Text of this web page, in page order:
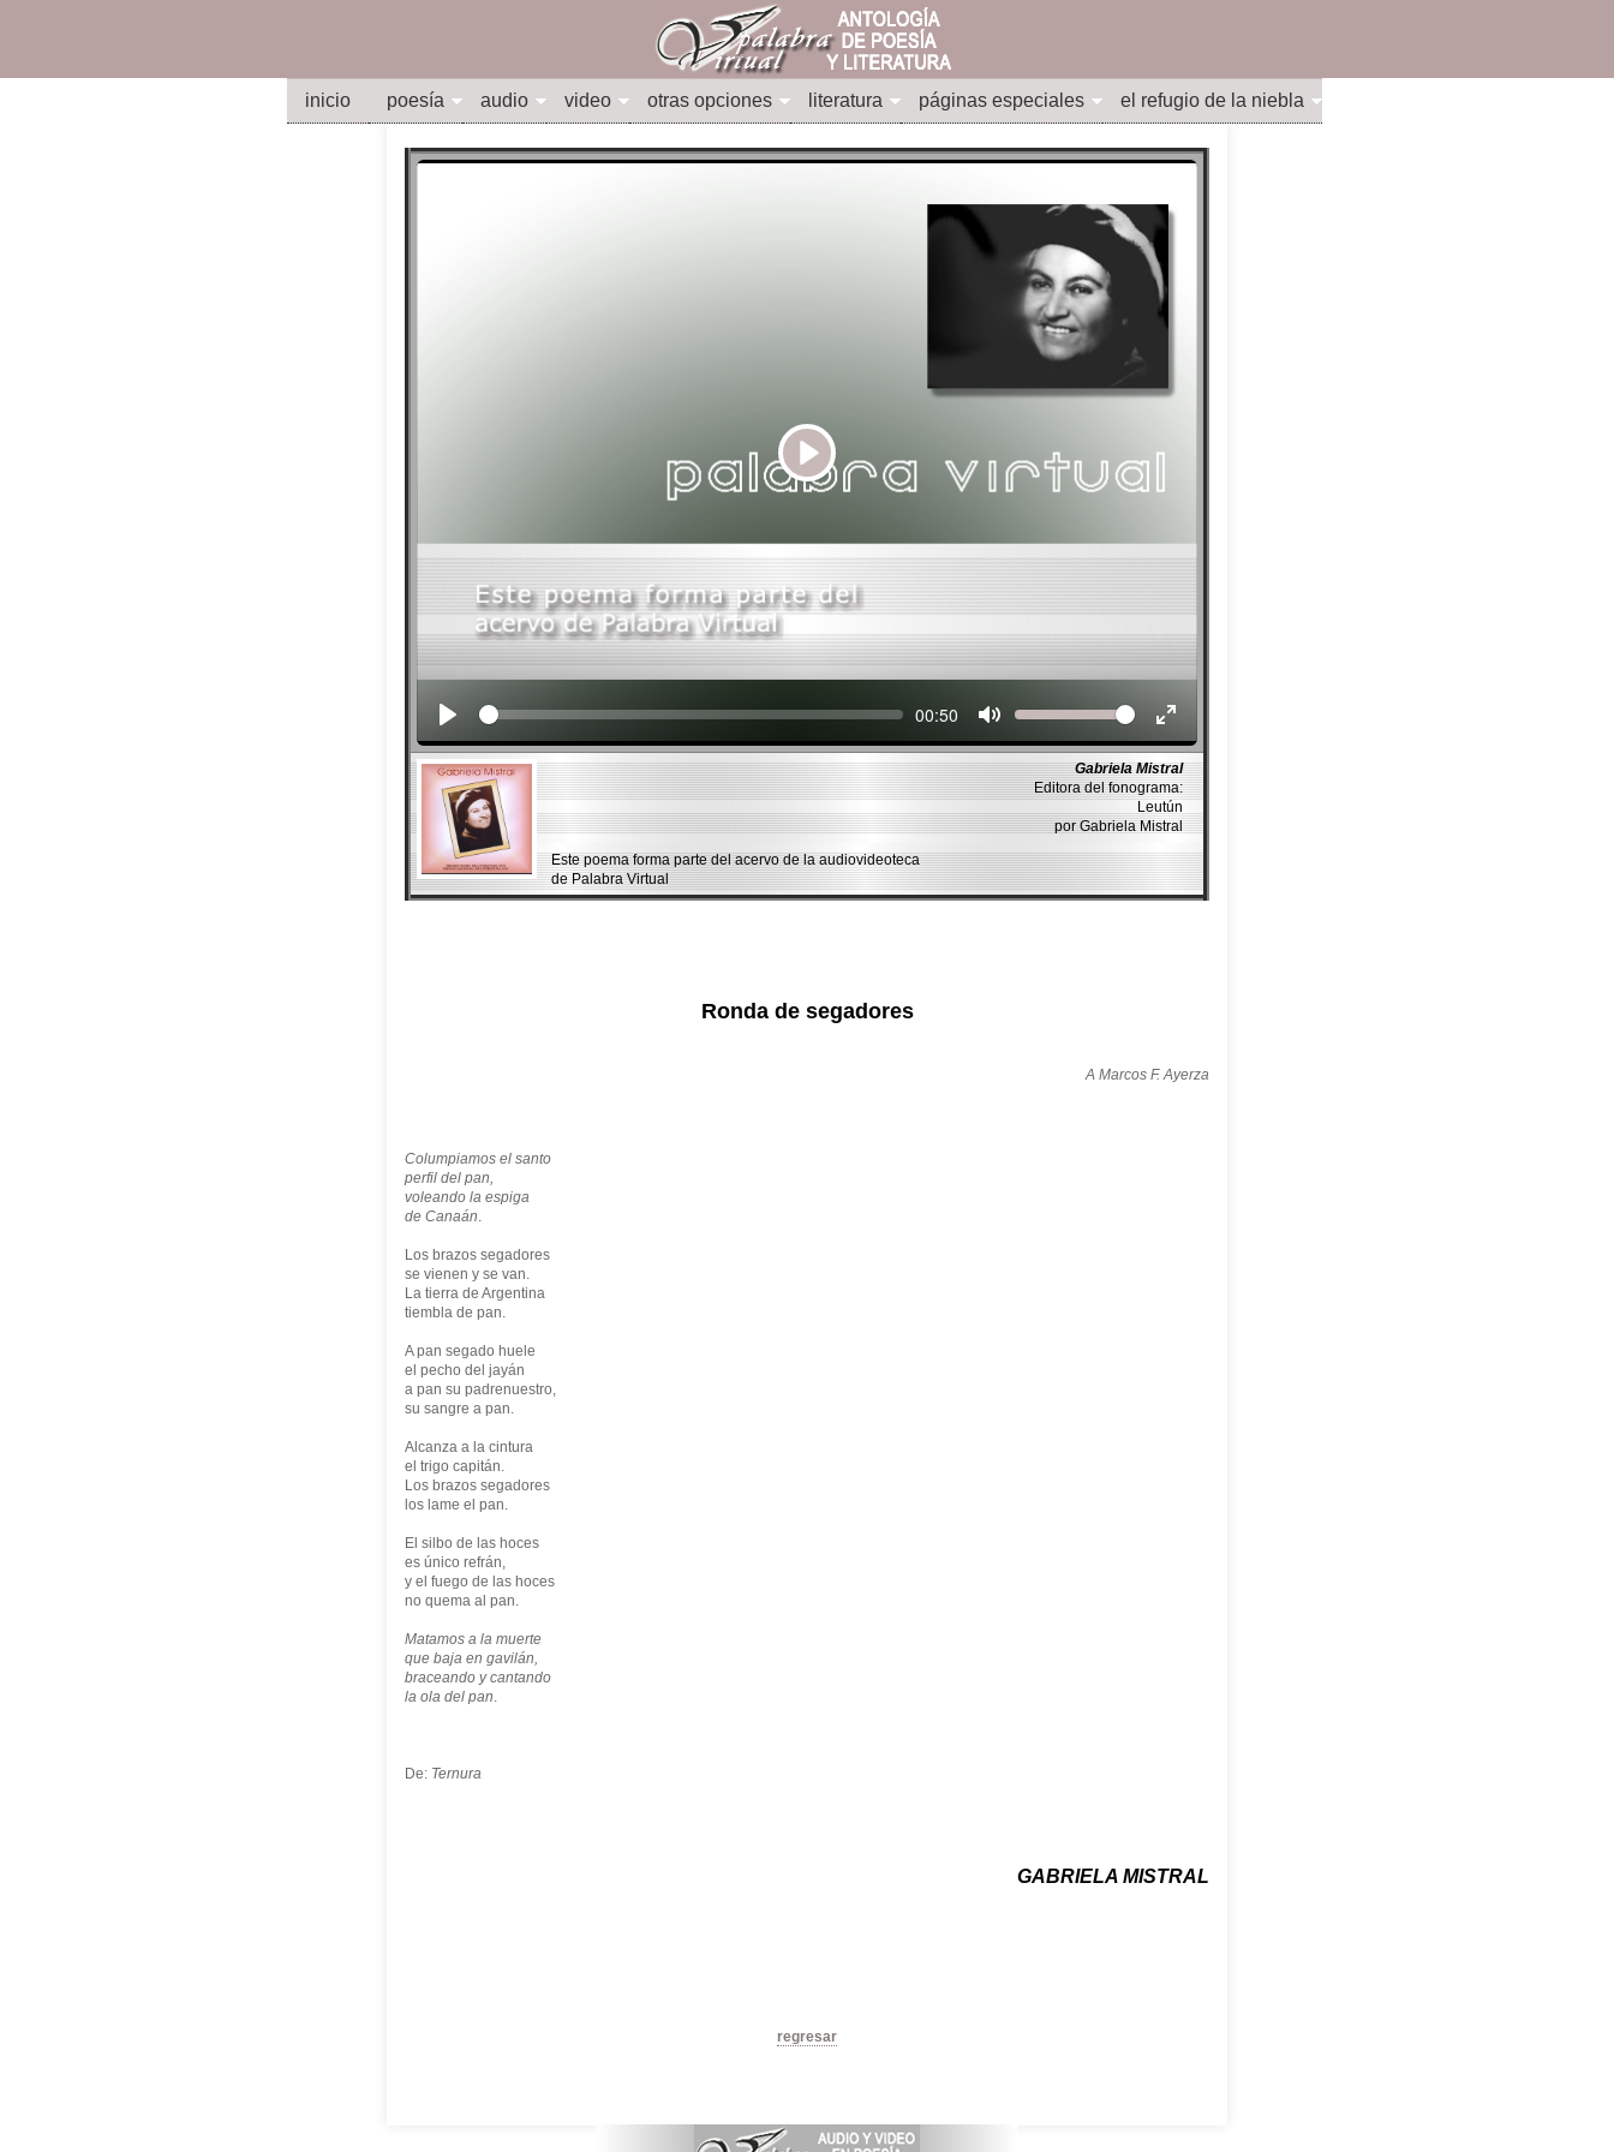
inicio poesía audio video otras opciones literatura páginas especiales el refugio de la niebla
Play
Seek Current
00:50 Volume
Gabriela Mistral
Editora del fonograma:
Leutún
por Gabriela Mistral
Este poema forma parte del acervo de la audiovideoteca
de Palabra Virtual
Ronda de segadores
A Marcos F. Ayerza
Columpiamos el santo
perfil del pan,
voleando la espiga
de Canaán.
Los brazos segadores
se vienen y se van.
La tierra de Argentina
tiembla de pan.
A pan segado huele
el pecho del jayán
a pan su padrenuestro,
su sangre a pan.
Alcanza a la cintura
el trigo capitán.
Los brazos segadores
los lame el pan.
El silbo de las hoces
es único refrán,
y el fuego de las hoces
no quema al pan.
Matamos a la muerte
que baja en gavilán,
braceando y cantando
la ola del pan.
De: Ternura
GABRIELA MISTRAL
regresar